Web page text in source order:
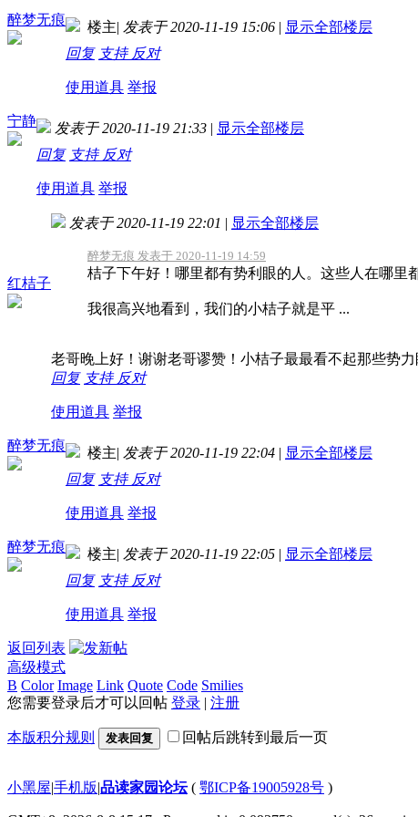
醉梦无痕 楼主| 发表于 2020-11-19 15:06 | 显示全部楼层
回复 支持 反对
使用道具 举报
宁静 发表于 2020-11-19 21:33 | 显示全部楼层
回复 支持 反对
使用道具 举报
红桔子
发表于 2020-11-19 22:01 | 显示全部楼层
醉梦无痕 发表于 2020-11-19 14:59
桔子下午好！哪里都有势利眼的人。这些人在哪里
我很高兴地看到，我们的小桔子就是平 ...
老哥晚上好！谢谢老哥谬赞！小桔子最最看不起那些势
回复 支持 反对
使用道具 举报
醉梦无痕 楼主| 发表于 2020-11-19 22:04 | 显示全部楼层
回复 支持 反对
使用道具 举报
醉梦无痕 楼主| 发表于 2020-11-19 22:05 | 显示全部楼层
回复 支持 反对
使用道具 举报
返回列表
高级模式
B Color Image Link Quote Code Smilies
您需要登录后才可以回帖 登录 | 注册
本版积分规则 发表回复 回帖后跳转到最后一页
小黑屋|手机版|品读家园论坛( 鄂ICP备19005928号 )